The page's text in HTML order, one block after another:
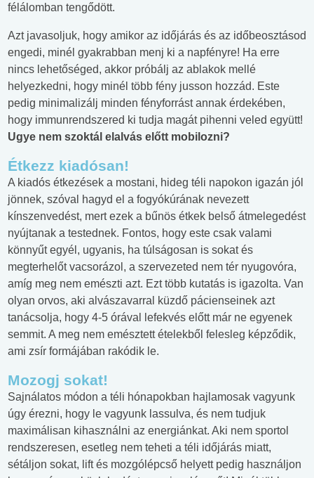
félálomban tengődött.
Azt javasoljuk, hogy amikor az időjárás és az időbeosztásod
engedi, minél gyakrabban menj ki a napfényre! Ha erre
nincs lehetőséged, akkor próbálj az ablakok mellé
helyezkedni, hogy minél több fény jusson hozzád. Este
pedig minimalizálj minden fényforrást annak érdekében,
hogy immunrendszered ki tudja magát pihenni veled együtt!
Ugye nem szoktál elalvás előtt mobilozni?
Étkezz kiadósan!
A kiadós étkezések a mostani, hideg téli napokon igazán jól
jönnek, szóval hagyd el a fogyókúrának nevezett
kínszenvedést, mert ezek a bűnös étkek belső átmelegedést
nyújtanak a testednek. Fontos, hogy este csak valami
könnyűt egyél, ugyanis, ha túlságosan is sokat és
megterhelőt vacsorázol, a szervezeted nem tér nyugovóra,
amíg meg nem emészti azt. Ezt több kutatás is igazolta. Van
olyan orvos, aki alvászavarral küzdő pácienseinek azt
tanácsolja, hogy 4-5 órával lefekvés előtt már ne egyenek
semmit. A meg nem emésztett ételekből felesleg képződik,
ami zsír formájában rakódik le.
Mozogj sokat!
Sajnálatos módon a téli hónapokban hajlamosak vagyunk
úgy érezni, hogy le vagyunk lassulva, és nem tudjuk
maximálisan kihasználni az energiánkat. Aki nem sportol
rendszeresen, esetleg nem teheti a téli időjárás miatt,
sétáljon sokat, lift és mozgólépcső helyett pedig használjon